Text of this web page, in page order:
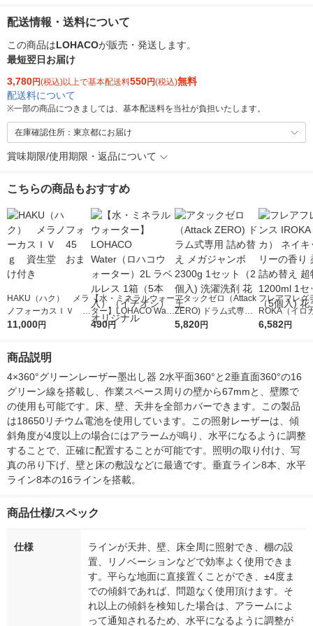
配送情報・送料について
この商品はLOHACOが販売・発送します。
最短翌日お届け
3,780円(税込)以上で基本配送料550円(税込)無料
配送料について
※一部の商品につきましては、基本配送料を当社が負担いたします。
在庫確認住所：東京都にお届け
賞味期限/使用期限・返品について
こちらの商品もおすすめ
HAKU（ハク） メラ
ノフォーカスＩＶ 4
5ｇ 資生堂 おまけ
11,000円
【水・ミネラルウォー
ター】LOHACO Wate
r（ロハコウォータ
490円
アタックゼロ（Attack
ZERO) ドラム式専用
詰め替え メガジャン
5,820円
フレアフレグ
ROKA（イロ
イキッドリリ
6,582円
商品説明
4×360°グリーンレーザー墨出し器 2水平面360°と2垂直面360°の16
グリーン線を搭載し、作業スペース周りの壁から67mmと、壁際で
の使用も可能です。床、壁、天井を全部カバーできます。この製品
は18650リチウム電池を使用しています。この照射レーザーは、傾
斜角度が4度以上の場合にはアラームが鳴り、水平になるように調整
することで、正確に配置することが可能です。照明の取り付け、写
真の吊り下げ、壁と床の敷設などに最適です。垂直ライン8本、水平
ライン8本の16ラインを搭載。
商品仕様/スペック
仕様
ラインが天井、壁、床全周に照射でき、棚の設
置、リノベーションなどで効率よく使用できま
す。平らな地面に直接置くことができ、±4度ま
での傾斜であれば、問題なく使用頂けます。そ
れ以上の傾斜を検知した場合は、アラームによ
って通知されるため、水平になるように調整が